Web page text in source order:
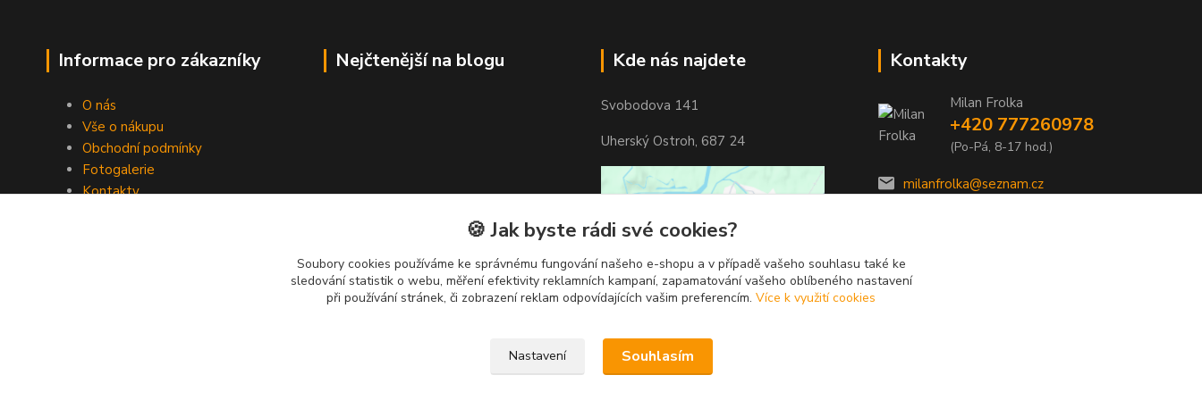
Informace pro zákazníky
O nás
Vše o nákupu
Obchodní podmínky
Fotogalerie
Kontakty
Nejčtenější na blogu Kde nás najdete
Svobodova 141
Uherský Ostroh, 687 24
Kontakty
Milan Frolka
+420 777260978
(Po-Pá, 8-17 hod.)
milanfrolka@seznam.cz
🍪 Jak byste rádi své cookies?
Soubory cookies používáme ke správnému fungování našeho e-shopu a v případě vašeho souhlasu také ke
sledování statistik o webu, měření efektivity reklamních kampaní, zapamatování vašeho oblíbeného nastavení
při používání stránek, či zobrazení reklam odpovídajících vašim preferencím. Více k využití cookies
Nastavení Souhlasím